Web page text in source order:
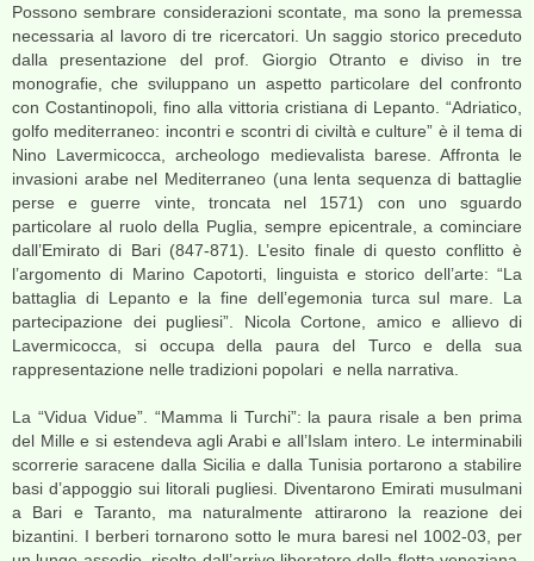
Possono sembrare considerazioni scontate, ma sono la premessa
necessaria al lavoro di tre ricercatori. Un saggio storico preceduto
dalla presentazione del prof. Giorgio Otranto e diviso in tre
monografie, che sviluppano un aspetto particolare del confronto
con Costantinopoli, fino alla vittoria cristiana di Lepanto. “Adriatico,
golfo mediterraneo: incontri e scontri di civiltà e culture” è il tema di
Nino Lavermicocca, archeologo medievalista barese. Affronta le
invasioni arabe nel Mediterraneo (una lenta sequenza di battaglie
perse e guerre vinte, troncata nel 1571) con uno sguardo
particolare al ruolo della Puglia, sempre epicentrale, a cominciare
dall’Emirato di Bari (847-871). L’esito finale di questo conflitto è
l’argomento di Marino Capotorti, linguista e storico dell’arte: “La
battaglia di Lepanto e la fine dell’egemonia turca sul mare. La
partecipazione dei pugliesi”. Nicola Cortone, amico e allievo di
Lavermicocca, si occupa della paura del Turco e della sua
rappresentazione nelle tradizioni popolari e nella narrativa.
La “Vidua Vidue”. “Mamma li Turchi”: la paura risale a ben prima
del Mille e si estendeva agli Arabi e all’Islam intero. Le interminabili
scorrerie saracene dalla Sicilia e dalla Tunisia portarono a stabilire
basi d’appoggio sui litorali pugliesi. Diventarono Emirati musulmani
a Bari e Taranto, ma naturalmente attirarono la reazione dei
bizantini. I berberi tornarono sotto le mura baresi nel 1002-03, per